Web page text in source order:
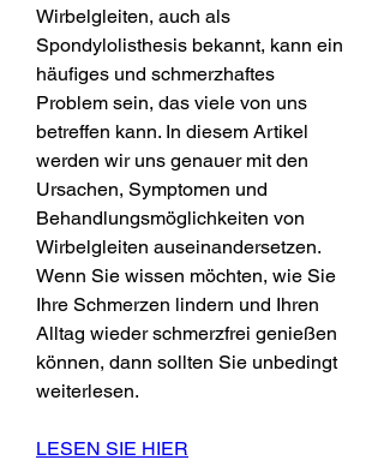
Wirbelgleiten, auch als
Spondylolisthesis bekannt, kann ein
häufiges und schmerzhaftes
Problem sein, das viele von uns
betreffen kann. In diesem Artikel
werden wir uns genauer mit den
Ursachen, Symptomen und
Behandlungsmöglichkeiten von
Wirbelgleiten auseinandersetzen.
Wenn Sie wissen möchten, wie Sie
Ihre Schmerzen lindern und Ihren
Alltag wieder schmerzfrei genießen
können, dann sollten Sie unbedingt
weiterlesen.
LESEN SIE HIER